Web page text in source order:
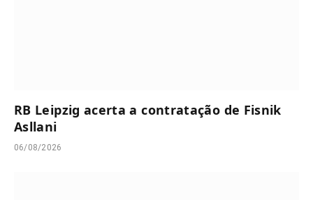
RB Leipzig acerta a contratação de Fisnik
Asllani
06/08/2026